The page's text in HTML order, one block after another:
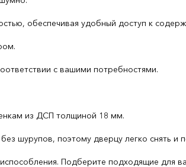
обеспечивая удобный доступ к
с вашими потребностями.
из ДСП толщиной 18 мм.
шурупов, поэтому дверцу легко снять и
Подберите подходящие для